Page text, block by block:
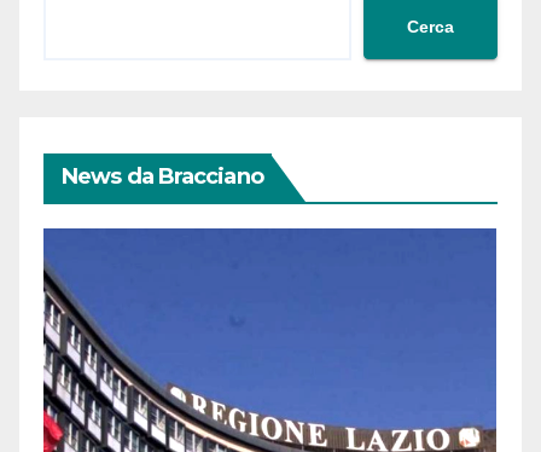
Cerca
News da Bracciano